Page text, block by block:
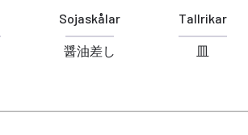
Sojaskålar
醤油差し
Tallrikar
皿